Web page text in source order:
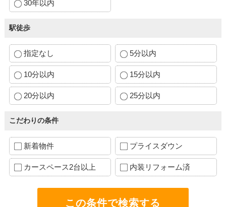
30年以内
駅徒歩
指定なし 5分以内
10分以内 15分以内
20分以内 25分以内
こだわりの条件
新着物件 プライスダウン
カースペース2台以上 内装リフォーム済